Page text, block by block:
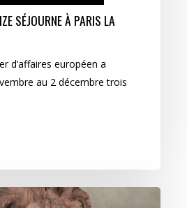
SÉJOURNE À PARIS LA
d’affaires européen a
au 2 décembre trois